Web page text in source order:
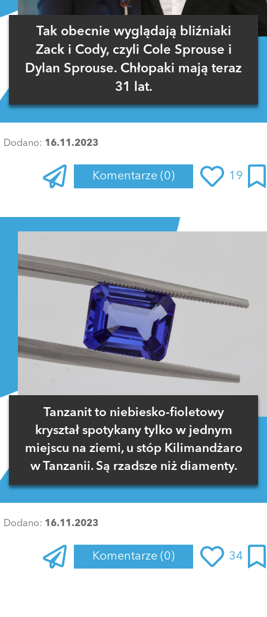
Tak obecnie wyglądają bliźniaki
Zack i Cody, czyli Cole Sprouse i
Dylan Sprouse. Chłopaki mają teraz
31 lat.
Dodano: 16.11.2023
Komentarze (0) 19
Tanzanit to niebiesko-fioletowy
kryształ spotykany tylko w jednym
miejscu na ziemi, u stóp Kilimandżaro
w Tanzanii. Są rzadsze niż diamenty.
Dodano: 16.11.2023
Komentarze (0) 34